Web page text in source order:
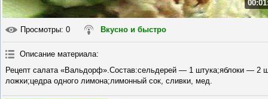
Просмотры: 0 Вкусно и быстро
Описание материала:
Рецепт салата «Вальдорф».Состав:сельдерей — 1 штука;яблоки — 2
ложки;цедра одного лимона;лимонный сок, сливки, мед.